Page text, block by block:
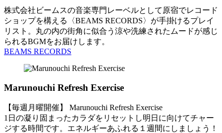
株式会社ビームスの音楽専門レーベルとして原宿でレコード
ショップを構える〈BEAMS RECORDS〉が手掛けるプレイ
リスト。丸の内の街角に似合う涼や洗練されたムードが感じ
られるBGMをお届けします。
BEAMS RECORDS
Marunouchi Refresh Exercise
【毎週月曜開催】 Marunouchi Refresh Exercise
1日の凝り固まったカラダをリセットし明日に向けてチャー
ジする時間です。エネルギーあふれる１週間にしましょう！